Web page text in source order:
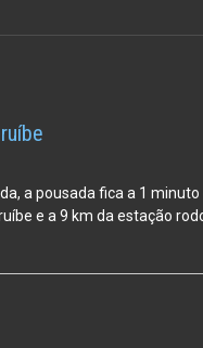
a pousada fica a 1
e a 9 km da estação